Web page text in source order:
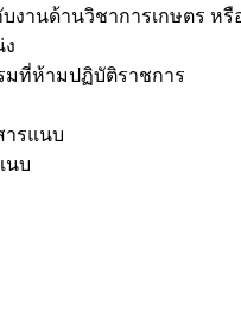
านด้านวิชาการเกษตร ห
ที่ห้ามปฏิบัติราชการ
ารแนบ
นบ